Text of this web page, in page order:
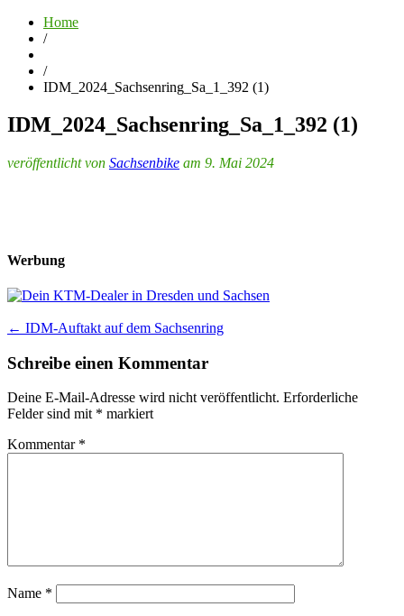
Home
/
/
IDM_2024_Sachsenring_Sa_1_392 (1)
IDM_2024_Sachsenring_Sa_1_392 (1)
veröffentlicht von Sachsenbike am 9. Mai 2024
Werbung
Post
navigation
← IDM-Auftakt auf dem Sachsenring
Schreibe einen Kommentar
Deine E-Mail-Adresse wird nicht veröffentlicht. Erforderliche
Felder sind mit * markiert
Kommentar *
Name *